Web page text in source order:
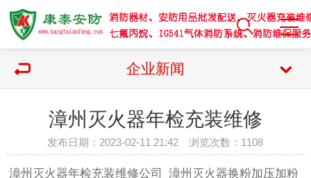
企业新闻
漳州灭火器年检充装维修
发布日期：2023-02-11 21:42 浏览次数： 1108
漳州灭火器年检充装维修公司_漳州灭火器换粉加压加粉